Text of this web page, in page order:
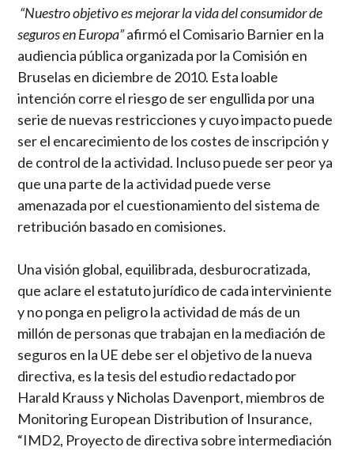
“Nuestro objetivo es mejorar la vida del consumidor de
seguros en Europa”afirmó el Comisario Barnier en la
audiencia pública organizada por la Comisión en
Bruselas en diciembre de 2010. Esta loable
intención corre el riesgo de ser engullida por una
serie de nuevas restricciones y cuyo impacto puede
ser el encarecimiento de los costes de inscripción y
de control de la actividad. Incluso puede ser peor ya
que una parte de la actividad puede verse
amenazada por el cuestionamiento del sistema de
retribución basado en comisiones.
Una visión global, equilibrada, desburocratizada,
que aclare el estatuto jurídico de cada interviniente
y no ponga en peligro la actividad de más de un
millón de personas que trabajan en la mediación de
seguros en la UE debe ser el objetivo de la nueva
directiva, es la tesis del estudio redactado por
Harald Krauss y Nicholas Davenport, miembros de
Monitoring European Distribution of Insurance,
“IMD2, Proyecto de directiva sobre intermediación